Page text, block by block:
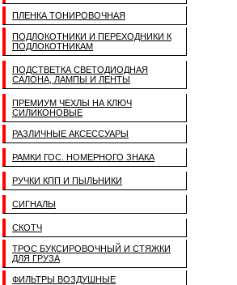
ПЛЕНКА ТОНИРОВОЧНАЯ
ПОДЛОКОТНИКИ И ПЕРЕХОДНИКИ К
ПОДЛОКОТНИКАМ
ПОДСТВЕТКА СВЕТОДИОДНАЯ
САЛОНА, ЛАМПЫ И ЛЕНТЫ
ПРЕМИУМ ЧЕХЛЫ НА КЛЮЧ
СИЛИКОНОВЫЕ
РАЗЛИЧНЫЕ АКСЕССУАРЫ
РАМКИ ГОС. НОМЕРНОГО ЗНАКА
РУЧКИ КПП И ПЫЛЬНИКИ
СИГНАЛЫ
СКОТЧ
ТРОС БУКСИРОВОЧНЫЙ И СТЯЖКИ
ДЛЯ ГРУЗА
ФИЛЬТРЫ ВОЗДУШНЫЕ